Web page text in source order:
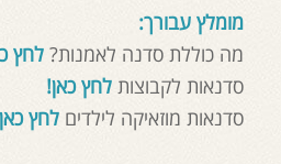
מומלץ עבורך:
מה כוללת סדנה לאמנות? לחץ
סדנאות לקבוצות לחץ כאן!
סדנאות מוזאיקה לילדים לחץ